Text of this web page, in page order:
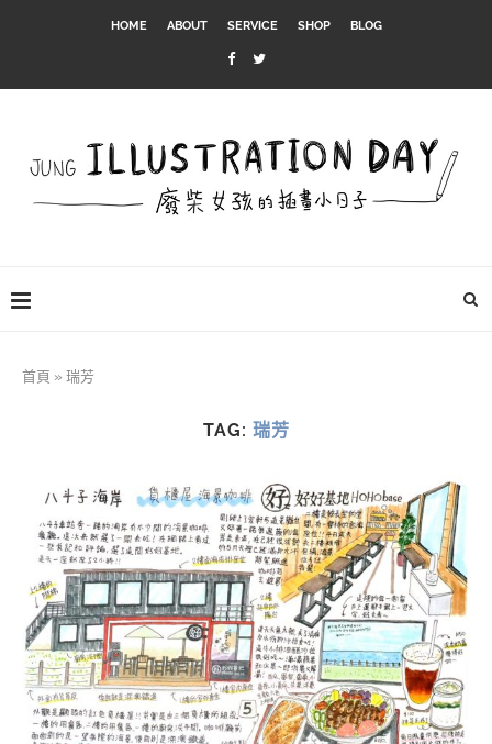
HOME ABOUT SERVICE SHOP BLOG
首頁 » 瑞芳
TAG: 瑞芳